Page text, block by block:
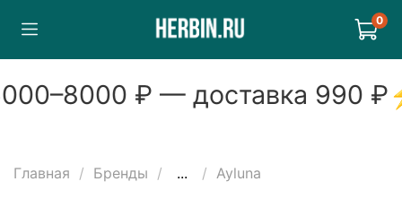
0
–8000₽ — доставка990₽
Главная Бренды ... Ayluna